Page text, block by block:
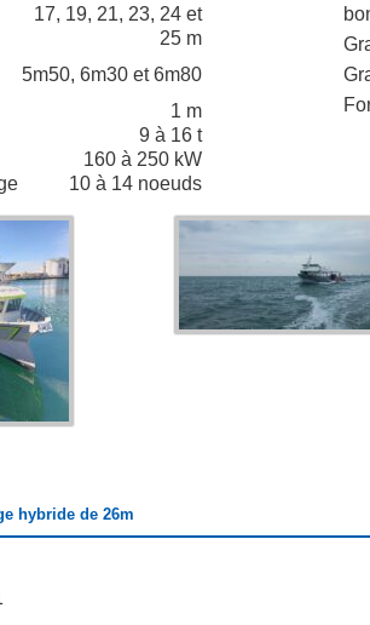
17, 19, 21, 23, 24 et
25 m
5m50, 6m30 et 6m80
1 m
9 à 16 t
160 à 250 kW
10 à 14 noeuds
hybride de 26m